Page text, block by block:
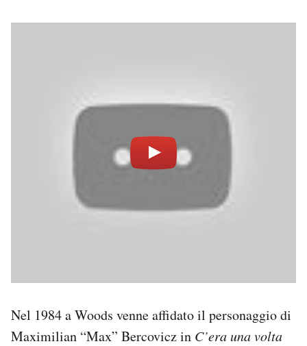
Nel 1984 a Woods venne affidato il personaggio di
Maximilian “Max” Bercovicz in C’era una volta